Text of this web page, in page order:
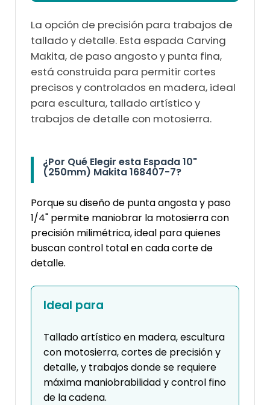
La opción de precisión para trabajos de
tallado y detalle. Esta espada Carving
Makita, de paso angosto y punta fina,
está construida para permitir cortes
precisos y controlados en madera, ideal
para escultura, tallado artístico y
trabajos de detalle con motosierra.
¿Por Qué Elegir esta Espada 10"
(250mm) Makita 168407-7?
Porque su diseño de punta angosta y paso
1/4" permite maniobrar la motosierra con
precisión milimétrica, ideal para quienes
buscan control total en cada corte de
detalle.
Ideal para
Tallado artístico en madera, escultura
con motosierra, cortes de precisión y
detalle, y trabajos donde se requiere
máxima maniobrabilidad y control fino
de la cadena.